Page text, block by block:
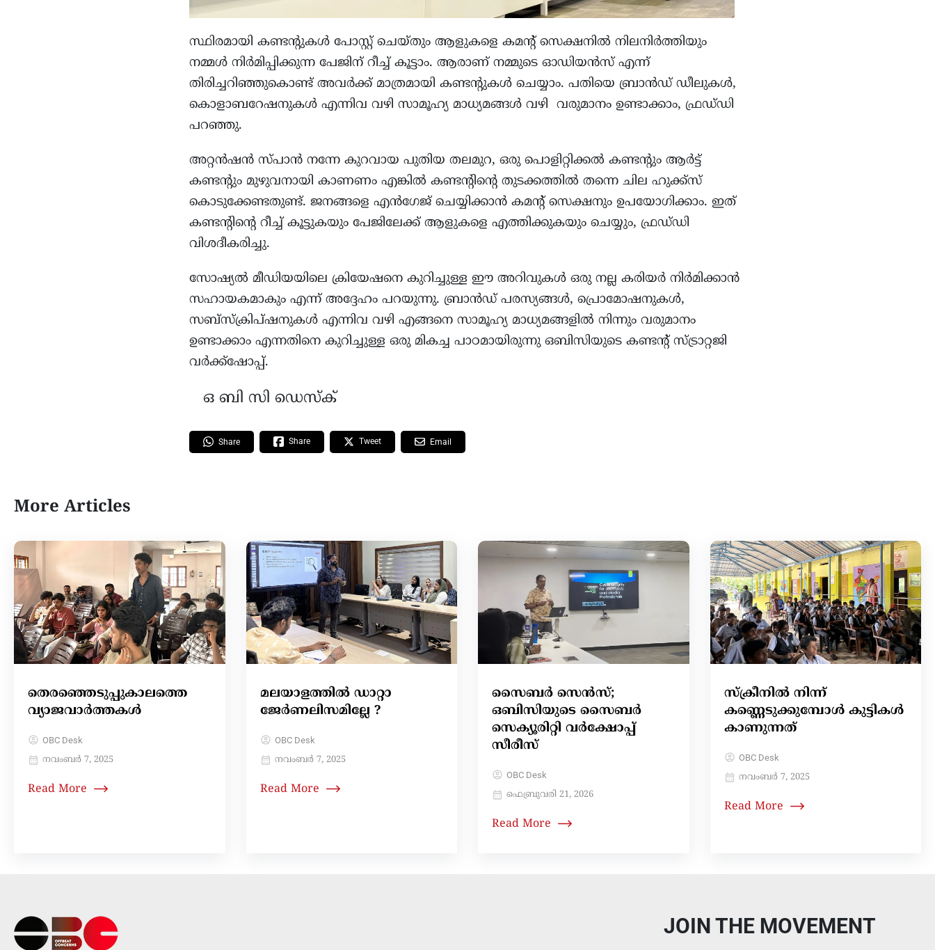
സ്ഥിരമായി കണ്ടന്റുകൾ പോസ്റ്റ് ചെയ്തും ആളുകളെ കമന്റ് സെക്ഷനിൽ നിലനിർത്തിയും
നമ്മൾ നിർമിപ്പിക്കുന്ന പേജിന് റീച്ച് കൂട്ടാം. ആരാണ് നമ്മുടെ ഓഡിയൻസ് എന്ന്
തിരിച്ചറിഞ്ഞുകൊണ്ട് അവർക്ക് മാത്രമായി കണ്ടന്റുകൾ ചെയ്യാം. പതിയെ ബ്രാൻഡ് ഡീലുകൾ,
കൊളാബറേഷനുകൾ എന്നിവ വഴി സാമൂഹ്യ മാധ്യമങ്ങൾ വഴി വരുമാനം ഉണ്ടാക്കാം, ഫ്രഡ്‌ഡി
പറഞ്ഞു.
അറ്റൻഷൻ സ്പാൻ നന്നേ കുറവായ പുതിയ തലമുറ, ഒരു പൊളിറ്റിക്കൽ കണ്ടന്റും ആർട്ട്
കണ്ടന്റും മുഴുവനായി കാണണം എങ്കിൽ കണ്ടന്റിന്റെ തുടക്കത്തിൽ തന്നെ ചില ഹുക്ക്സ്
കൊടുക്കേണ്ടതുണ്ട്. ജനങ്ങളെ എൻഗേജ് ചെയ്യിക്കാൻ കമന്റ് സെക്ഷനും ഉപയോഗിക്കാം. ഇത്
കണ്ടന്റിന്റെ റീച്ച് കൂട്ടുകയും പേജിലേക്ക് ആളുകളെ എത്തിക്കുകയും ചെയ്യും, ഫ്രഡ്‌ഡി
വിശദീകരിച്ചു.
സോഷ്യൽ മീഡിയയിലെ ക്രിയേഷനെ കുറിച്ചുള്ള ഈ അറിവുകൾ ഒരു നല്ല കരിയർ നിർമിക്കാൻ
സഹായകമാകും എന്ന് അദ്ദേഹം പറയുന്നു. ബ്രാൻഡ് പരസ്യങ്ങൾ, പ്രൊമോഷനുകൾ,
സബ്‌സ്‌ക്രിപ്‌ഷനുകൾ എന്നിവ വഴി എങ്ങനെ സാമൂഹ്യ മാധ്യമങ്ങളിൽ നിന്നും വരുമാനം
ഉണ്ടാക്കാം എന്നതിനെ കുറിച്ചുള്ള ഒരു മികച്ച പാഠമായിരുന്നു ഒബിസിയുടെ കണ്ടന്റ് സ്ട്രാറ്റജി
വർക്ക്‌ഷോപ്പ്.
ഒ ബി സി ഡെസ്ക്
Share Share Tweet Email
More Articles
തെരഞ്ഞെടുപ്പുകാലത്തെ
വ്യാജവാര്‍ത്തകള്‍
OBC Desk
നവംബർ 7, 2025
Read More
മലയാളത്തില്‍ ഡാറ്റാ
ജേര്‍ണലിസമില്ലേ ?
OBC Desk
നവംബർ 7, 2025
Read More
സൈബർ സെൻസ്;
ഒബിസിയുടെ സൈബർ
സെക്യൂരിറ്റി വർക്ഷോപ്പ്
സീരീസ്
OBC Desk
ഫെബ്രുവരി 21, 2026
Read More
സ്ക്രീനില്‍ നിന്ന്
കണ്ണെടുക്കുമ്പോള്‍ കുട്ടികള്‍
കാണുന്നത്
OBC Desk
നവംബർ 7, 2025
Read More
JOIN THE MOVEMENT